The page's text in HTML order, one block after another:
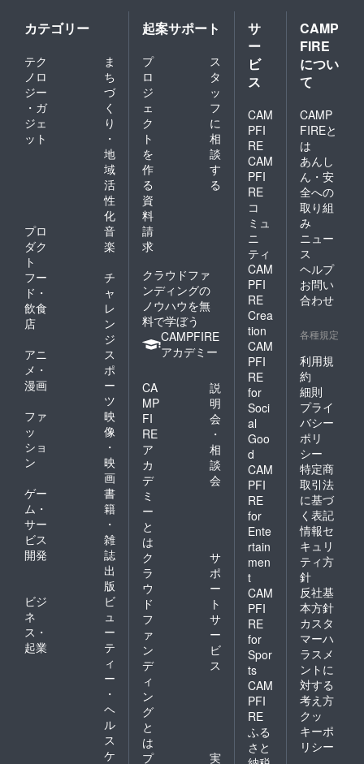
1.立ち
位置投
票権付
きチェ
キ券
(500
枠）※投
て頂い
たグ
ループ
及びメ
ンバー
のチェ
キ券と
なりま
す。 ※
分散投
票が可
能とな
ります
ので備
考欄に
て所持
いる投
応じて
投票し
たいグ
ループ
と推し
メン
バーの
名前を
必ず記
載して
くださ
い。
及びメ
ンバー
のチェ
キ券と
なりま
す。 ※
分散投
能とな
ります
ので備
考欄に
て所持
されて
いる投
票枠に
応じて
投票し
たいグ
ループ
と推し
メン
バーの
名前を
載して
い。
カテゴリー
テク
ノロ
ジー
・ガ
ジェ
ット
ま
ち
づ
く
り
・
地
域
活
性
化
プロ
ダク
ト
音
楽
フー
ド・
飲食
店
チ
ャ
レ
ン
ジ
アニ
メ・
漫画
ス
ポ
ー
ツ
ファ
ッ
ショ
ン
映
像
・
映
画
ゲー
ム・
サー
ビス
開発
書
籍
・
雑
誌
出
版
ビジ
ネ
ス・
起業
ビ
ュ
ー
テ
ィ
ー
・
ヘ
ル
ス
ケ
起案サポート
プ
ロ
ジ
ェ
ク
ト
を
作
る
ス
タ
ッ
フ
に
相
談
す
る
資
料
請
求
クラウドファ
ンディングの
ノウハウを無
料で学ぼう
CAMPFIRE
アカデミー
CA
MP
FI
RE
ア
カ
デ
ミ
ー
と
は
説
明
会
・
相
談
会
ク
ラ
ウ
ド
フ
ァ
ン
デ
ィ
ン
グ
と
は
サ
ポ
ー
ト
サ
ー
ビ
ス
プ 実
サ
ー
ビ
ス
CAM
PFI
RE
CAM
PFI
RE
コ
ミュ
ニ
ティ
CAM
PFI
RE
Crea
tion
CAM
PFI
RE
for
Soci
al
Goo
d
CAM
PFI
RE
for
Ente
rtain
men
t
CAM
PFI
RE
for
Spor
ts
CAM
PFI
RE
ふる
さと
CAMP
FIRE
につい
て
CAMP
FIREと
は
あんし
ん・安
全への
取り組
み
ニュー
ス
ヘルプ
お問い
合わせ
各種規定
利用規
約
細則
プライ
バシー
ポリ
シー
特定商
取引法
に基づ
く表記
情報セ
キュリ
ティ方
針
反社基
本方針
カスタ
マーハ
ラスメ
ントに
対する
考え方
クッ
キーポ
リシー